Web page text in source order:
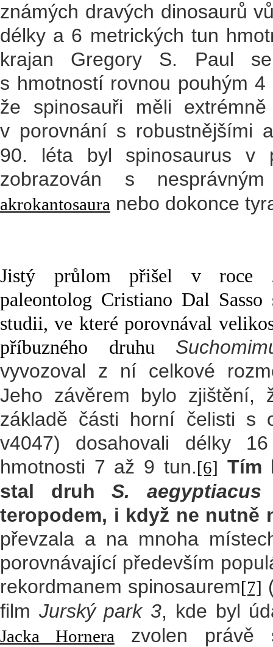
známých dravých dinosaurů
délky a 6 metrických tun
krajan Gregory S. Paul
s hmotností rovnou pouhým
že spinosauři měli
v porovnání s robustnějšími
90. léta byl spinosaurus v
zobrazován s
akrokantosaura nebo dokonce
Jistý průlom přišel v roce
paleontolog Cristiano Dal
studii, ve které porovnával
příbuzného druhu
vyvozoval z ní celkové
Jeho závěrem bylo zjištění,
základě části horní čelisti s
v4047) dosahovali délky
hmotnosti 7 až 9 tun.[6] Tím
stal druh S. aegyptiacus
teropodem, i když ne nutně
převzala a na mnoha
porovnávající především
rekordmanem spinosaurem[7]
film Jurský park 3, kde byl
Jacka Hornera
zvolen právě